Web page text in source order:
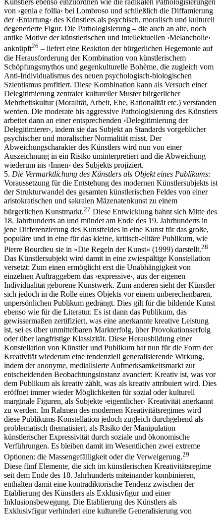
Künstlers ebenso einzuordnen wie die radikalen Pathologisierungen
von ›genia e follia‹ bei Lombroso und schließlich die Diffamierung
der ›Entartung‹ des Künstlers als psychisch, moralisch und kulturell
degenerierte Figur. Die Pathologisierung – die auch an alte, noch
antike Motive der künstlerischen und intellektuellen ›Melancholie‹
anknüpft26 – liefert eine Reaktion der bürgerlichen Hegemonie auf
die Herausforderung der Kombination von künstlerischem
Schöpfungsmythos und gegenkulturelle Bohème, die zugleich vom
Anti-Individualismus des neuen psychologisch-biologischen
Szientismus profitiert. Diese Kombination kann als Versuch einer
Delegitimierung zentraler kultureller Muster bürgerlicher
Mehrheitskultur (Moralität, Arbeit, Ehe, Rationalität etc.) verstanden
werden. Die moderate bis aggressive Pathologisierung des Künstlers
arbeitet dann an einer entsprechenden ›Delegitimierung der
Delegitimierer‹, indem sie das Subjekt an Standards vorgeblicher
psychischer und moralischer Normalität misst. Der
Abweichungscharakter des Künstlers wird nun von einer
Auszeichnung in ein Risiko uminterpretiert und die Abweichung
wiederum ins ›Innen‹ des Subjekts projiziert.
5. Die Vermarktlichung des Künstlers als Objekt eines Publikums:
Voraussetzung für die Entstehung des modernen Künstlersubjekts ist
der Strukturwandel des gesamten künstlerischen Feldes von einer
aristokratischen und sakralen Mäzenatenkunst zu einem
bürgerlichen Kunstmarkt.27 Diese Entwicklung bahnt sich Mitte des
18. Jahrhunderts an und mündet am Ende des 19. Jahrhunderts in
jene Differenzierung des Kunstfeldes in eine Kunst für das große,
populäre und in eine für das kleine, kritisch-elitäre Publikum, wie
Pierre Bourdieu sie in »Die Regeln der Kunst« (1999) darstellt.28
Das Künstlersubjekt wird damit in eine zwiespältige Konstellation
versetzt: Zum einen ermöglicht erst die Unabhängigkeit von
einzelnen Auftraggebern das ›expressive‹, aus der eigenen
Individualität geborene Kunstwerk. Zum anderen sieht der Künstler
sich jedoch in die Rolle eines Objekts vor einem unberechenbaren,
unpersönlichen Publikum gedrängt. Dies gilt für die bildende Kunst
ebenso wie für die Literatur. Es ist dann das Publikum, das
gewissermaßen zertifiziert, was eine anerkannte kreative Leistung
ist, sei es über unmittelbaren Markterfolg, über Provokationserfolg
oder über langfristige Klassizität. Diese Herausbildung einer
Konstellation von Künstler und Publikum hat nun für die Form der
Kreativität wiederum eine tendenziell generalisierende Wirkung,
indem der anonyme, medialisierte Aufmerksamkeitsmarkt zur
entscheidenden Beobachtungsinstanz avanciert: Kreativ ist, was vor
dem Publikum als kreativ zählt, was als kreativ attribuiert wird. Dies
eröffnet immer wieder Möglichkeiten für sozial oder kulturell
marginale Figuren, als Subjekte ›eigentlicher‹ Kreativität anerkannt
zu werden. Im Rahmen des modernen Kreativitätsregimes wird
diese Publikums-Konstellation jedoch zugleich durchgehend als
problematisch thematisiert, als Risiko der Manipulation
künstlerischer Expressivität durch soziale und ökonomische
Verführungen. Es bleiben damit im Wesentlichen zwei extreme
Optionen: die Massengefälligkeit oder die Verweigerung.29
Diese fünf Elemente, die sich im künstlerischen Kreativitätsregime
seit dem Ende des 18. Jahrhunderts miteinander kombinieren,
enthalten damit eine kontradiktorische Tendenz zwischen der
Etablierung des Künstlers als Exklusivfigur und einer
Inklusionsbewegung. Die Etablierung des Künstlers als
Exklusivfigur verhindert eine kulturelle Generalisierung von